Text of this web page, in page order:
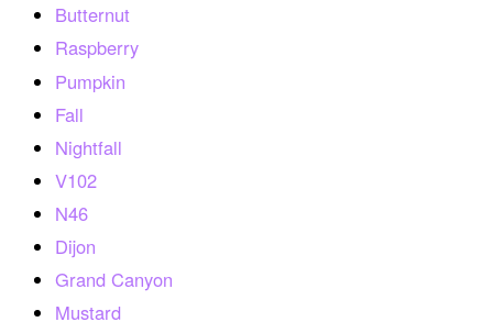
Butternut
Raspberry
Pumpkin
Fall
Nightfall
V102
N46
Dijon
Grand Canyon
Mustard